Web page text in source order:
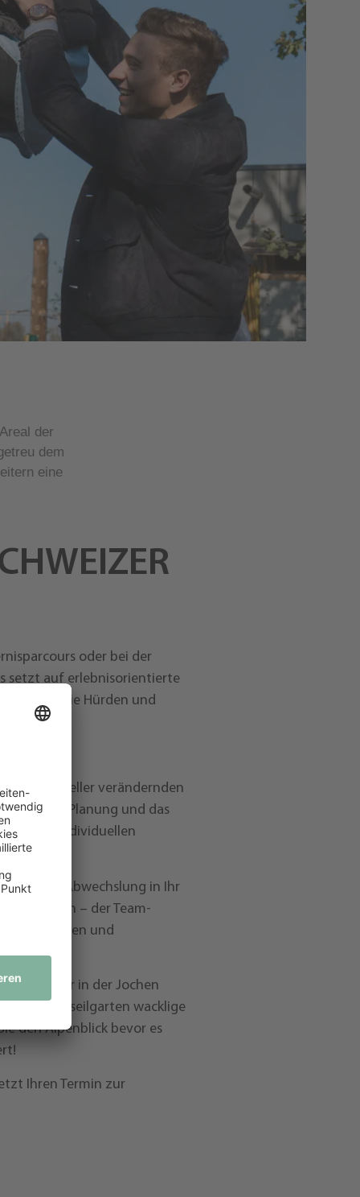
der
dem
eine
oder bei der
setzt auf erlebnisorientierte
Sie Hürden und
schneller verändernden
Planung und das
die individuellen
Abwechslung in Ihr
möchten – der Team-
Lernen und
Abenteuer in der Jochen
im Hochseilgarten wacklige
den Alpenblick bevor es
Ihren Termin zur